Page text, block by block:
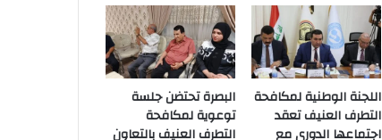
اللجنة الوطنية لمكافحة
التطرف العنيف تعقد
اجتماعها الدوري مع
البصرة تحتضن جلسة
توعوية لمكافحة
التطرف العنيف بالتعاون